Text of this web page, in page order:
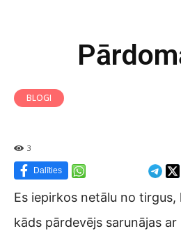
BLOGI
3
Dalīties
Es iepirkos netālu no tirgus,
kāds pārdevējs sarunājas